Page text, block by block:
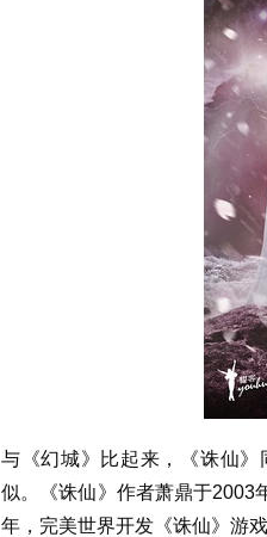
与《幻城》比起来，《诛仙
似。《诛仙》作者萧鼎于2003
年，完美世界开发《诛仙》游戏